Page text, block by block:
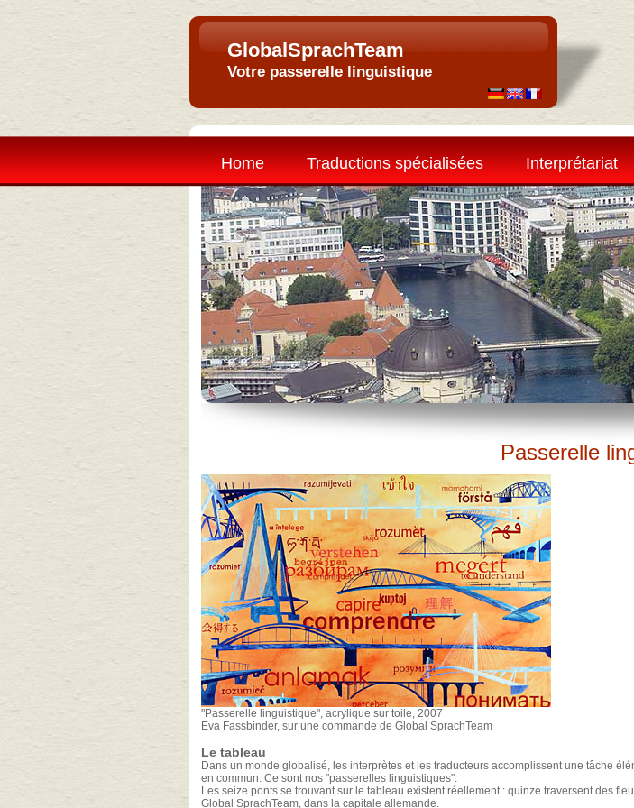
GlobalSprachTeam
Votre passerelle linguistique
Home Traductions spécialisées Interprétariat
Passerelle
"Passerelle linguistique", acrylique sur toile, 2007
Eva Fassbinder, sur une commande de Global SprachTeam
Le tableau
Dans un monde globalisé, les interprètes et les traducteurs accomplissent une tâche
en commun. Ce sont nos "passerelles linguistiques".
Les seize ponts se trouvant sur le tableau existent réellement : quinze traversent des
Global SprachTeam, dans la capitale allemande.